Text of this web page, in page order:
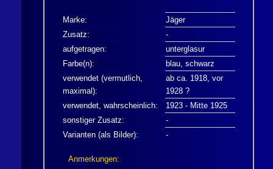
Marke:
Jäger
Zusatz:
-
aufgetragen:
unterglasur
Farbe(n):
blau, schwarz
verwendet (vermutlich,
maximal):
ab ca. 1918, vor
1928 ?
verwendet, wahrscheinlich:
1923 - Mitte 1925
sonstiger Zusatz:
-
Varianten (als Bilder):
-
Anmerkungen: